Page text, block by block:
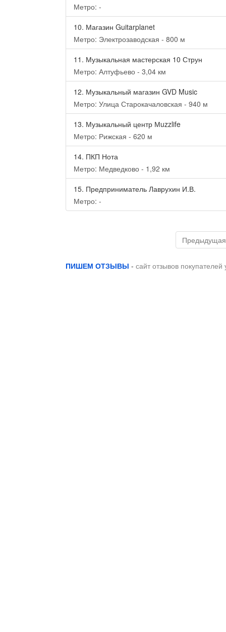
Метро: -
10. Магазин Guitarplanet
Метро: Электрозаводская - 800 м
11. Музыкальная мастерская 10 Струн
Метро: Алтуфьево - 3,04 км
12. Музыкальный магазин GVD Music
Метро: Улица Старокачаловская - 940 м
13. Музыкальный центр Мuzzlife
Метро: Рижская - 620 м
14. ПКП Нота
Метро: Медведково - 1,92 км
15. Предприниматель Лаврухин И.В.
Метро: -
Предыдущая
ПИШЕМ ОТЗЫВЫ - сайт отзывов покупателей